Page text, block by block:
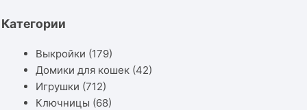
Категории
Выкройки (179)
Домики для кошек (42)
Игрушки (712)
Ключницы (68)